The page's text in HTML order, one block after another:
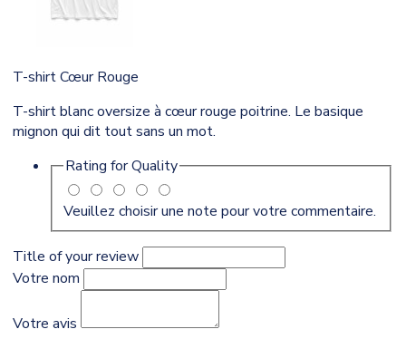
T-shirt Cœur Rouge
T-shirt blanc oversize à cœur rouge poitrine. Le basique
mignon qui dit tout sans un mot.
Rating forQuality
Veuillez choisir une note pour votre commentaire.
Title of your review
Votre nom
Votre avis